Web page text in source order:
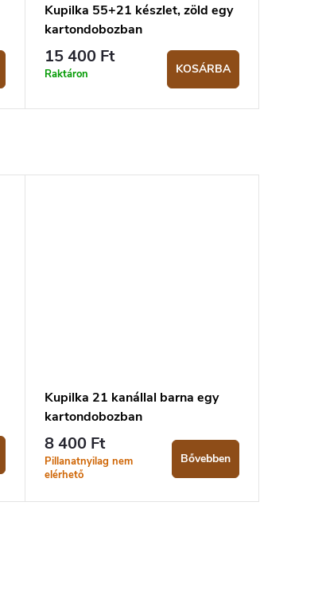
Kupilka 55+21 készlet, zöld egy
kartondobozban
15 400 Ft
Raktáron KOSÁRBA
Kupilka 21 kanállal barna egy
kartondobozban
8 400 Ft
Pillanatnyilag nem
elérhető
Bővebben